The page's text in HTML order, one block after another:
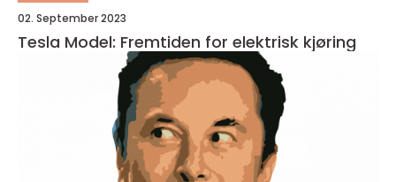
02. September 2023
Tesla Model: Fremtiden for elektrisk kjøring